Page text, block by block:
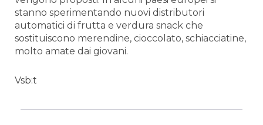
stanno sperimentando nuovi distributori
automatici di frutta e verdura snack che
sostituiscono merendine, cioccolato, schiacciatine,
molto amate dai giovani.
Vsb:t